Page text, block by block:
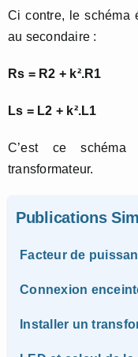
Ci contre, le schéma
au secondaire :
Rs = R2 + k².R1
Ls = L2 + k².L1
C’est ce schéma
transformateur.
Publications
Facteur de
Connexion
Installer un